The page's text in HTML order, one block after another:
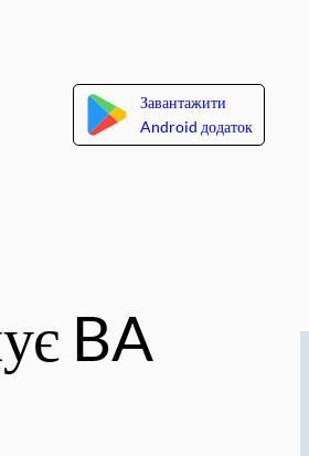
Завантажити
Android додаток
BA